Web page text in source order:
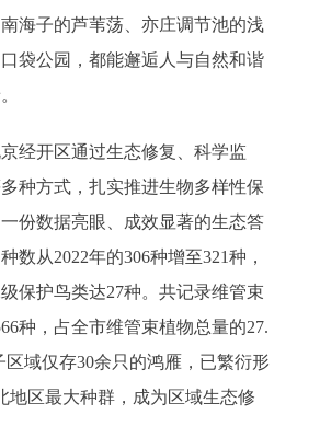
海子的芦苇荡、亦庄调节池的浅
袋公园，都能邂逅人与自然和谐
开区通过生态修复、科学监
种方式，扎实推进生物多样性保
份数据亮眼、成效显著的生态答
数从2022年的306种增至321种，
保护鸟类达27种。共记录维管束
种，占全市维管束植物总量的27.
区域仅存30余只的鸿雁，已繁衍形
地区最大种群，成为区域生态修